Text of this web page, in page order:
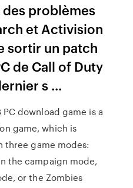
problèmes
et Activision
sortir un patch
de Call of Duty
s ...
download game is a
game, which is
three game modes:
the campaign mode,
or the Zombies